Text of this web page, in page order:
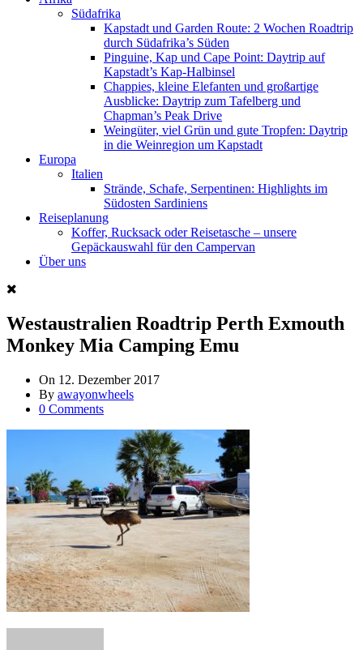
Südafrika
Kapstadt und Garden Route: 2 Wochen Roadtrip
durch Südafrika’s Süden
Pinguine, Kap und Cape Point: Daytrip auf
Kapstadt’s Kap-Halbinsel
Chappies, kleine Elefanten und großartige
Ausblicke: Daytrip zum Tafelberg und
Chapman’s Peak Drive
Weingüter, viel Grün und gute Tropfen: Daytrip
in die Weinregion um Kapstadt
Europa
Italien
Strände, Schafe, Serpentinen: Highlights im
Südosten Sardiniens
Reiseplanung
Koffer, Rucksack oder Reisetasche – unsere
Gepäckauswahl für den Campervan
Über uns
Westaustralien Roadtrip Perth Exmouth
Monkey Mia Camping Emu
On 12. Dezember 2017
By awayonwheels
0 Comments